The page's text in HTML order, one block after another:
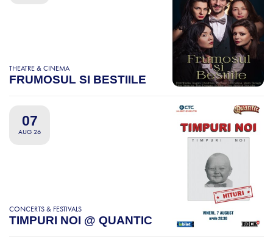
THEATRE & CINEMA
FRUMOSUL SI BESTIILE
07
AUG 26
CONCERTS & FESTIVALS
TIMPURI NOI @ QUANTIC